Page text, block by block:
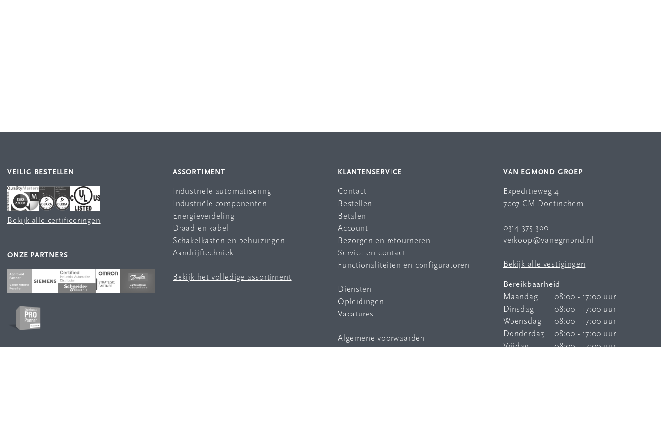
VEILIG BESTELLEN
Bekijk alle certificeringen
ONZE PARTNERS
ASSORTIMENT
Industriële automatisering
Industriële componenten
Energieverdeling
Draad en kabel
Schakelkasten en behuizingen
Aandrijftechniek
Bekijk het volledige assortiment
KLANTENSERVICE
Contact
Bestellen
Betalen
Account
Bezorgen en retourneren
Service en contact
Functionaliteiten en configuratoren
Diensten
Opleidingen
Vacatures
Algemene voorwaarden
VAN EGMOND GROEP
Expeditieweg 4
7007 CM Doetinchem
0314 375 300
verkoop@vanegmond.nl
Bekijk alle vestigingen
Bereikbaarheid
Maandag
08:00 - 17:00 uur
Dinsdag
08:00 - 17:00 uur
Woensdag
08:00 - 17:00 uur
Donderdag
08:00 - 17:00 uur
Vrijdag
08:00 - 17:00 uur